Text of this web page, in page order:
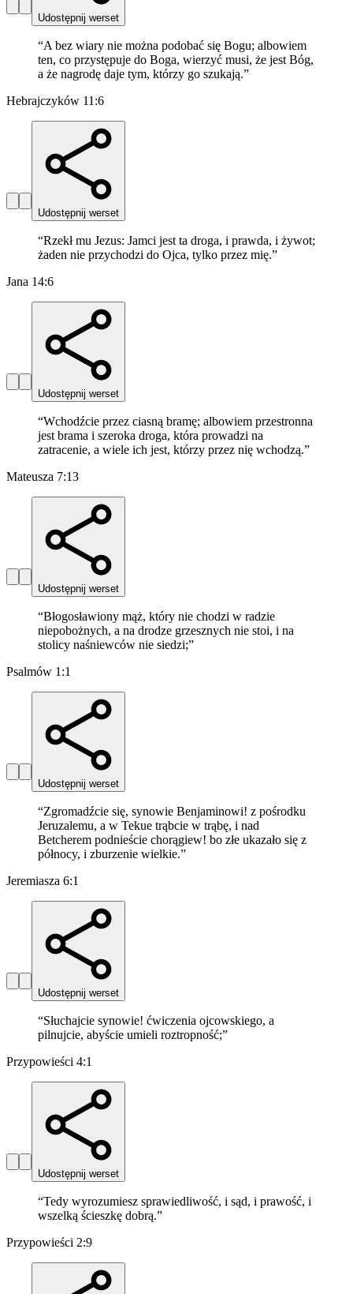
Udostępnij werset
“A bez wiary nie można podobać się Bogu; albowiem
ten, co przystępuje do Boga, wierzyć musi, że jest Bóg,
a że nagrodę daje tym, którzy go szukają.”
Hebrajczyków 11:6
Udostępnij werset
“Rzekł mu Jezus: Jamci jest ta droga, i prawda, i żywot;
żaden nie przychodzi do Ojca, tylko przez mię.”
Jana 14:6
Udostępnij werset
“Wchodźcie przez ciasną bramę; albowiem przestronna
jest brama i szeroka droga, która prowadzi na
zatracenie, a wiele ich jest, którzy przez nię wchodzą.”
Mateusza 7:13
Udostępnij werset
“Błogosławiony mąż, który nie chodzi w radzie
niepobożnych, a na drodze grzesznych nie stoi, i na
stolicy naśniewców nie siedzi;”
Psalmów 1:1
Udostępnij werset
“Zgromadźcie się, synowie Benjaminowi! z pośrodku
Jeruzalemu, a w Tekue trąbcie w trąbę, i nad
Betcherem podnieście chorągiew! bo złe ukazało się z
północy, i zburzenie wielkie.”
Jeremiasza 6:1
Udostępnij werset
“Słuchajcie synowie! ćwiczenia ojcowskiego, a
pilnujcie, abyście umieli roztropność;”
Przypowieści 4:1
Udostępnij werset
“Tedy wyrozumiesz sprawiedliwość, i sąd, i prawość, i
wszelką ścieszkę dobrą.”
Przypowieści 2:9